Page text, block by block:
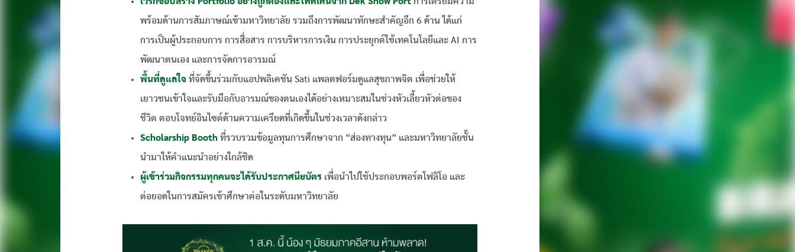
พร้อมด้านการสัมภาษณ์เข้ามหาวิทยาลัย รวมถึงการพัฒนาทักษะสำคัญอีก 6 ด้าน ได้แก่
การเป็นผู้ประกอบการ การสื่อสาร การบริหารการเงิน การประยุกต์ใช้เทคโนโลยีและ AI การ
พัฒนาตนเอง และการจัดการอารมณ์
พื้นที่ดูแลใจ ที่จัดขึ้นร่วมกับแอปพลิเคชัน Sati แพลตฟอร์มดูแลสุขภาพจิต เพื่อช่วยให้
เยาวชนเข้าใจและรับมือกับอารมณ์ของตนเองได้อย่างเหมาะสมในช่วงหัวเลี้ยวหัวต่อของ
ชีวิต ตอบโจทย์อินไซต์ด้านความเครียดที่เกิดขึ้นในช่วงเวลาดังกล่าว
Scholarship Booth ที่รวบรวมข้อมูลทุนการศึกษาจาก “ส่องทางทุน” และมหาวิทยาลัยชั้น
นำมาให้คำแนะนำอย่างใกล้ชิด
ผู้เข้าร่วมกิจกรรมทุกคนจะได้รับประกาศนียบัตร เพื่อนำไปใช้ประกอบพอร์ตโฟลิโอ และ
ต่อยอดในการสมัครเข้าศึกษาต่อในระดับมหาวิทยาลัย